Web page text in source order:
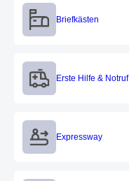
Briefkästen
Briefkästen
Erste Hilfe & Notruf
Erste Hilfe & Notruf
Expressway
Expressway